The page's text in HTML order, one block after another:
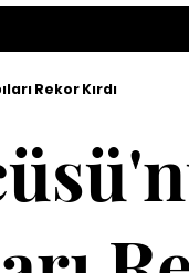
Rekor Kırdı